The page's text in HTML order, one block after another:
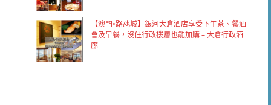
【澳門•路氹城】銀河大倉酒店享受下午茶、餐酒
會及早餐，沒住行政樓層也能加購 – 大倉行政酒
廊